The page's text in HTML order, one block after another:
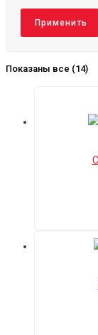
Применить
Показаны все (14)